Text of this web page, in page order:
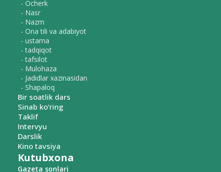
- Ocherk
- Nasr
- Nazm
- Ona tili va adabiyot
- ustama
- tadqiqot
- tafsilot
- Mulohaza
- Jadidlar xazinasidan
- Shapaloq
Bir soatlik dars
Sinab ko‘ring
Taklif
Intervyu
Darslik
Kino tavsiya
Kutubxona
Gazeta sonlari